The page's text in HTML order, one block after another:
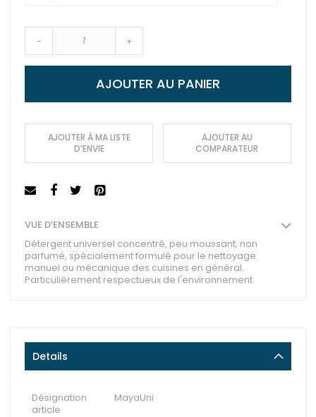
- +
AJOUTER AU PANIER
AJOUTER À MA LISTE
D’ENVIE
AJOUTER AU
COMPARATEUR
VUE D’ENSEMBLE
Détergent universel concentré, peu moussant, non
parfumé, spécialement formulé pour le nettoyage
manuel ou mécanique des cuisines en général.
Particulièrement respectueux de l'environnement.
Details
Désignation
article
MayaUni